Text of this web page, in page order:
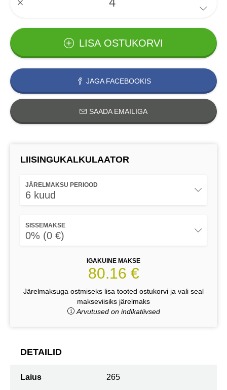
LISA OSTUKORVI
JAGA FACEBOOKIS
SAADA EMAILIGA
LIISINGUKALKULAATOR
JÄRELMAKSU PERIOOD
6 kuud
SISSEMAKSE
0% (0 €)
IGAKUINE MAKSE
80.16 €
Järelmaksuga ostmiseks lisa tooted ostukorvi ja vali seal
makseviisiks järelmaks
Arvutused on indikatiivsed
DETAILID
Laius 265